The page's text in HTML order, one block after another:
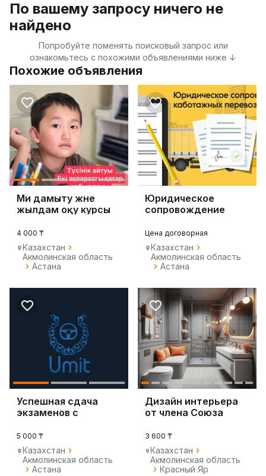
По вашему запросу ничего не
найдено
Попробуйте поменять поисковый запрос или
ознакомьтесь с похожими объявлениями ниже ↓
Похожие объявления
Ми дамыту және
жылдам оқу курсы
4 000 ₸
Казахстан
Акмолинская область
Астана
Юридическое
сопровождение
перевозок
Цена договорная
Казахстан
Акмолинская область
Астана
Успешная сдача
экзаменов с
5 000 ₸
Казахстан
Акмолинская область
Астана
Дизайн интерьера
от члена Союза
3 600 ₸
Казахстан
Акмолинская область
Красный Яр